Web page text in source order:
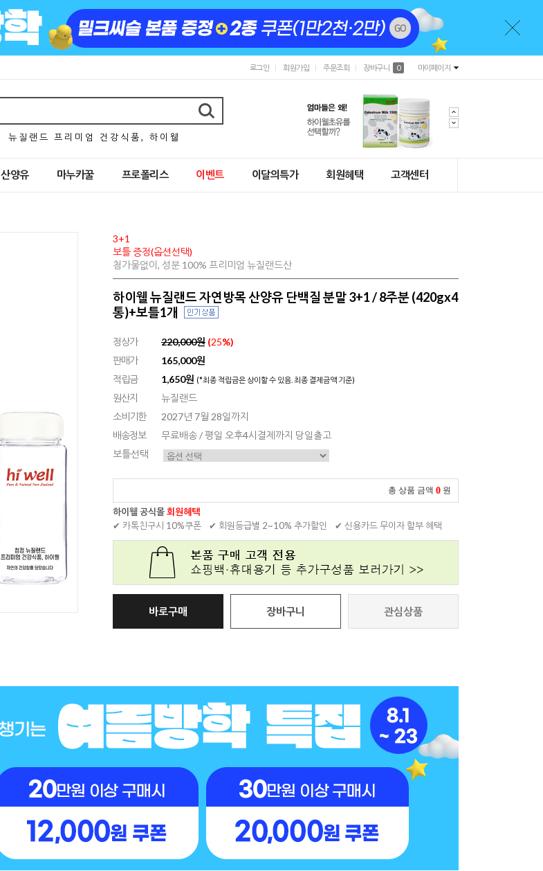
로그인 회원가입 주문조회 장바구니 0 마이페이지
뉴 질 랜 드 프 리 미 엄 건 강 식 품 , 하 이 웰
산양유 마누카꿀 프로폴리스 이벤트 이달의특가 회원혜택 고객센터
3+1
보틀 증정(옵션선택)
첨가물없이, 성분 100% 프리미엄 뉴질랜드산
하이웰 뉴질랜드 자연방목 산양유 단백질 분말 3+1 / 8주분 (420gx4
통)+보틀1개
정상가 220,000원 (25%)
판매가
165,000원
적립금
1,650원 (*최종 적립금은 상이할 수 있음. 최종 결제금액 기준)
원산지
뉴질랜드
소비기한
2027년 7월 28일까지
배송정보
무료배송 / 평일 오후4시결제까지 당일출고
보틀선택
총 상품 금액 0 원
하이웰 공식몰회원혜택
✔ 카톡친구시 10%쿠폰
✔ 회원등급별 2~10% 추가할인 ✔ 신용카드 무이자 할부 혜택
바로구매 장바구니 관심상품